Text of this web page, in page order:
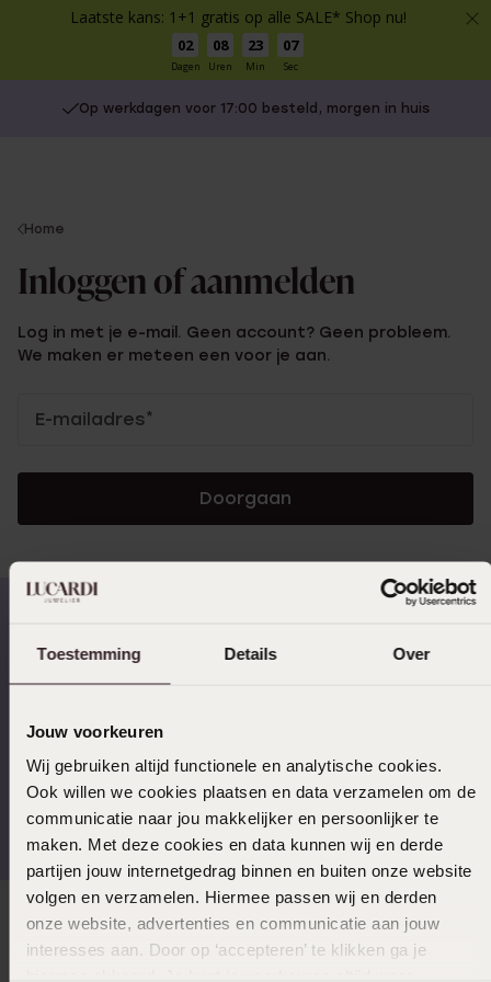
Laatste kans: 1+1 gratis op alle SALE* Shop nu!
02
Dagen
08
Uren
23
Min
07
Sec
Toestemming Details Over
Jouw voorkeuren
Wij gebruiken altijd functionele en analytische cookies.
Ook willen we cookies plaatsen en data verzamelen om de
communicatie naar jou makkelijker en persoonlijker te
maken. Met deze cookies en data kunnen wij en derde
partijen jouw internetgedrag binnen en buiten onze website
volgen en verzamelen. Hiermee passen wij en derden
onze website, advertenties en communicatie aan jouw
interesses aan. Door op ‘accepteren’ te klikken ga je
Op werkdagen voor 17:00 besteld, morgen in huis
You
here:
Home
Inloggen of aanmelden
Log in met je e-mail. Geen account? Geen probleem.
We maken er meteen een voor je aan.
Inloggen
E-mailadres*
Doorgaan
Op werkdagen voor 17:00
besteld, morgen in huis
14 dagen retourneren
Gratis verzending vanaf
€49
4,67 uit 5 (82.000+
reviews)
Direct naar